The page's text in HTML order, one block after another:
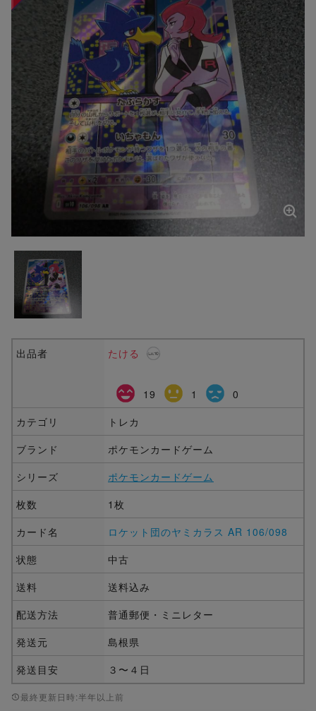
出品者 たける
19 1
0
カテゴリ
トレカ
ブランド
ポケモンカードゲーム
シリーズ
ポケモンカードゲーム
枚数
1枚
カード名
ロケット団のヤミカラス AR 106/098
状態
中古
送料
送料込み
配送方法
普通郵便・ミニレター
発送元
島根県
発送目安
３〜４日
最終更新日時:半年以上前